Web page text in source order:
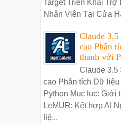
Target Triển Khai
Nhân Viên Tại Cửa
Claude 3.5
cao Phân
thanh với
Claude 3.5
cao Phân tích Dữ
Python Mục lục: Giới
LeMUR: Kết hợp AI
liệ...